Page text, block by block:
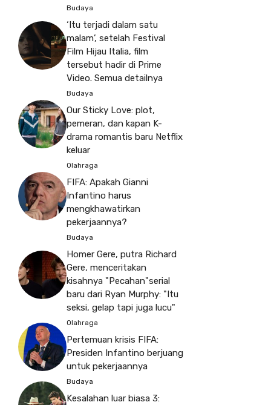
Budaya
‘Itu terjadi dalam satu
malam’, setelah Festival
Film Hijau Italia, film
tersebut hadir di Prime
Video. Semua detailnya
Budaya
Our Sticky Love: plot,
pemeran, dan kapan K-
drama romantis baru Netflix
keluar
Olahraga
FIFA: Apakah Gianni
Infantino harus
mengkhawatirkan
pekerjaannya?
Budaya
Homer Gere, putra Richard
Gere, menceritakan
kisahnya "Pecahan"serial
baru dari Ryan Murphy: "Itu
seksi, gelap tapi juga lucu"
Olahraga
Pertemuan krisis FIFA:
Presiden Infantino berjuang
untuk pekerjaannya
Budaya
Kesalahan luar biasa 3: